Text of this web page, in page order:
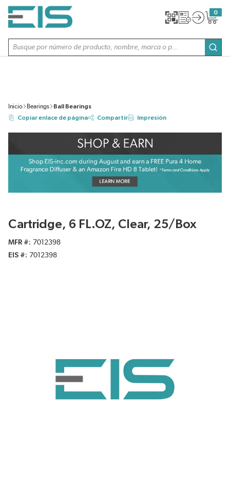
SALTAR AL CONTENIDO PRINCIPAL
Búsqueda de sitio
0
{0}
Inicio Bearings
Ball Bearings
Copiar enlace de página
Compartir Impresión
Cartridge, 6 FL.OZ, Clear, 25/Box
MFR #
7012398
EIS #
7012398